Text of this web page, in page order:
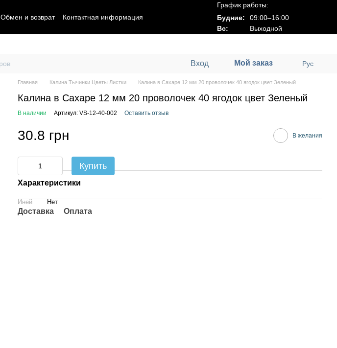
Обмен и возврат Контактная информация
График работы:
Будние:
09:00–16:00
Вс:
Выходной
Вход Мой заказ Рус
Главная Калина Тычинки Цветы Листки Калина в Сахаре 12 мм 20 проволочек 40 ягодок цвет Зеленый
Калина в Сахаре 12 мм 20 проволочек 40 ягодок цвет Зеленый
В наличии Артикул: VS-12-40-002 Оставить отзыв
30.8 грн В желания
Купить
Характеристики
Иней Нет
Доставка Оплата